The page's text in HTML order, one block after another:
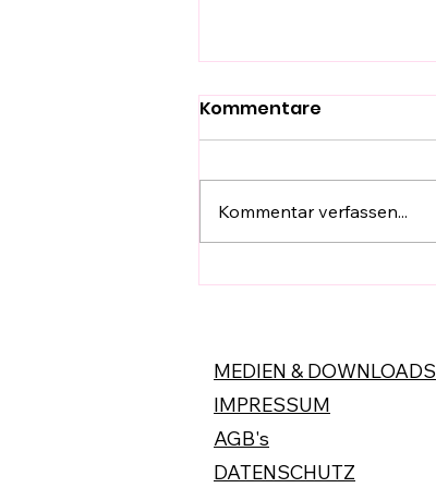
HänyTec -Tools -
Kommentare
Kommentar verfassen...
IMPRESSUM
AGB's
DATENSCHUTZ
MEDIEN & DOWNLOADS